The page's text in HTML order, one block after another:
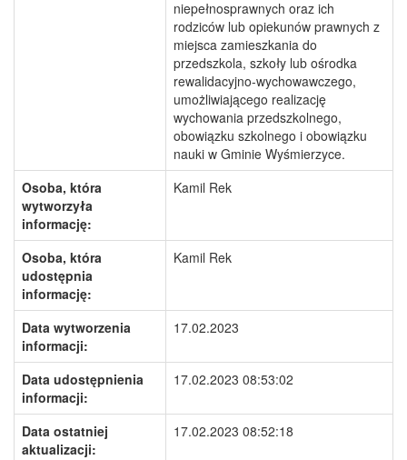
niepełnosprawnych oraz ich
rodziców lub opiekunów prawnych z
miejsca zamieszkania do
przedszkola, szkoły lub ośrodka
rewalidacyjno-wychowawczego,
umożliwiającego realizację
wychowania przedszkolnego,
obowiązku szkolnego i obowiązku
nauki w Gminie Wyśmierzyce.
Osoba, która
wytworzyła
informację:
Kamil Rek
Osoba, która
udostępnia
informację:
Kamil Rek
Data wytworzenia
informacji:
17.02.2023
Data udostępnienia
informacji:
17.02.2023 08:53:02
Data ostatniej
aktualizacji:
17.02.2023 08:52:18